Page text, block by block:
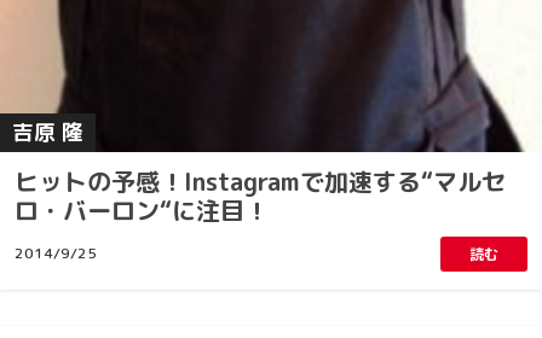
吉原 隆
ヒットの予感！Instagramで加速する“マルセ
ロ・バーロン“に注目！
2014/9/25 読む